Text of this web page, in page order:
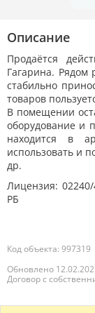
Описание
Продаётся
Гагарина.
стабильно
товаров
В помещении
оборудование и
находится в
использовать и
др.
Лицензия:
РБ
Код объекта: 997319
Обновлено
Договор с